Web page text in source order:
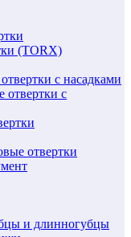
(TORX)
с насадками
отвертки с
отвертки
и длинногубцы